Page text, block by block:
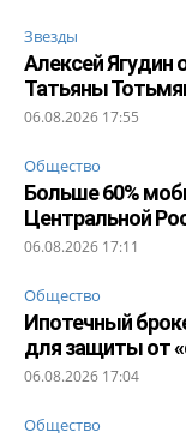
Звезды
Алексей Ягудин
Татьяны
06.08.2026 17:55
Общество
Больше 60%
Центральной
06.08.2026 17:11
Общество
Ипотечный
для защиты от
06.08.2026 17:04
Общество